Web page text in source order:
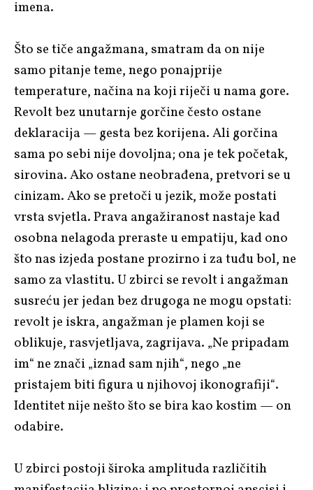
imena.
Što se tiče angažmana, smatram da on nije
samo pitanje teme, nego ponajprije
temperature, načina na koji riječi u nama gore.
Revolt bez unutarnje gorčine često ostane
deklaracija — gesta bez korijena. Ali gorčina
sama po sebi nije dovoljna; ona je tek početak,
sirovina. Ako ostane neobrađena, pretvori se u
cinizam. Ako se pretoči u jezik, može postati
vrsta svjetla. Prava angažiranost nastaje kad
osobna nelagoda preraste u empatiju, kad ono
što nas izjeda postane prozirno i za tuđu bol, ne
samo za vlastitu. U zbirci se revolt i angažman
susreću jer jedan bez drugoga ne mogu opstati:
revolt je iskra, angažman je plamen koji se
oblikuje, rasvjetljava, zagrijava. „Ne pripadam
im“ ne znači „iznad sam njih“, nego „ne
pristajem biti figura u njihovoj ikonografiji“.
Identitet nije nešto što se bira kao kostim — on
odabire.
U zbirci postoji široka amplituda različitih